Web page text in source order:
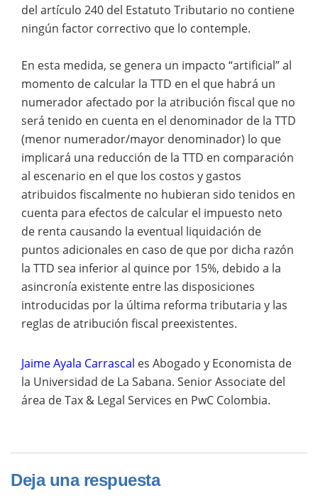
del artículo 240 del Estatuto Tributario no contiene
ningún factor correctivo que lo contemple.
En esta medida, se genera un impacto “artificial” al
momento de calcular la TTD en el que habrá un
numerador afectado por la atribución fiscal que no
será tenido en cuenta en el denominador de la TTD
(menor numerador/mayor denominador) lo que
implicará una reducción de la TTD en comparación
al escenario en el que los costos y gastos
atribuidos fiscalmente no hubieran sido tenidos en
cuenta para efectos de calcular el impuesto neto
de renta causando la eventual liquidación de
puntos adicionales en caso de que por dicha razón
la TTD sea inferior al quince por 15%, debido a la
asincronía existente entre las disposiciones
introducidas por la última reforma tributaria y las
reglas de atribución fiscal preexistentes.
Jaime Ayala Carrascal es Abogado y Economista de
la Universidad de La Sabana. Senior Associate del
área de Tax & Legal Services en PwC Colombia.
Deja una respuesta